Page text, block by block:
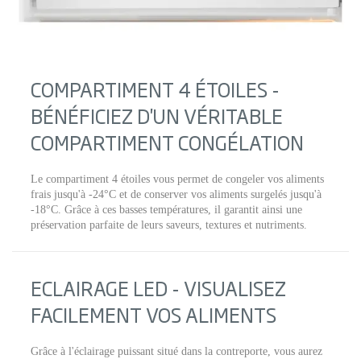
COMPARTIMENT 4 ÉTOILES -
BÉNÉFICIEZ D'UN VÉRITABLE
COMPARTIMENT CONGÉLATION
Le compartiment 4 étoiles vous permet de congeler vos aliments
frais jusqu'à -24°C et de conserver vos aliments surgelés jusqu'à
-18°C. Grâce à ces basses températures, il garantit ainsi une
préservation parfaite de leurs saveurs, textures et nutriments.
ECLAIRAGE LED - VISUALISEZ
FACILEMENT VOS ALIMENTS
Grâce à l'éclairage puissant situé dans la contreporte, vous aurez